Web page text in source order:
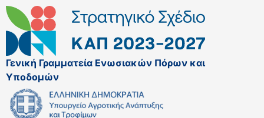
Γενική Γραμματεία Ενωσιακών Πόρων και
Υποδομών